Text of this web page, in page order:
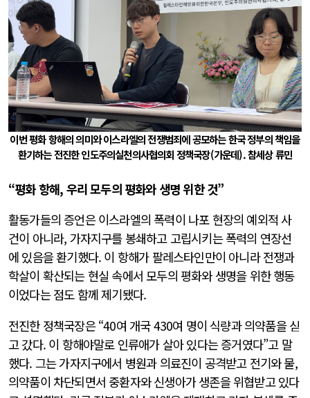
이번 평화 항해의 의미와 이스라엘의 전쟁범죄에 공모하는 한국 정부의 책임을
환기하는 전진한 인도주의실천의사협의회 정책국장(가운데). 참세상 류민
“평화항해, 우리모두의 평화와 생명 위한것”
활동가들의 증언은 이스라엘의 폭력이 나포 현장의 예외적 사
건이 아니라, 가자지구를 봉쇄하고 고립시키는 폭력의 연장선
에 있음을 환기했다. 이 항해가 팔레스타인만이 아니라 전쟁과
학살이 확산되는 현실 속에서 모두의 평화와 생명을 위한 행동
이었다는 점도 함께 제기됐다.
전진한 정책국장은 “40여 개국 430여 명이 식량과 의약품을 싣
고 갔다. 이 항해야말로 인류애가 살아 있다는 증거였다”고 말
했다. 그는 가자지구에서 병원과 의료진이 공격받고 전기와 물,
의약품이 차단되면서 중환자와 신생아가 생존을 위협받고 있다